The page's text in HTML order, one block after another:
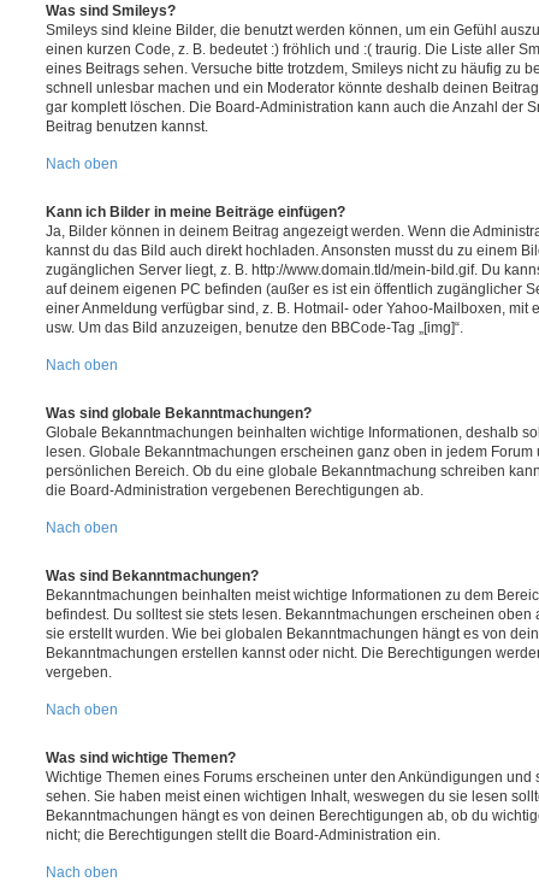
Was sind Smileys?
Smileys sind kleine Bilder, die benutzt werden können, um ein Gefühl
einen kurzen Code, z. B. bedeutet :) fröhlich und :( traurig. Die Liste aller
eines Beitrags sehen. Versuche bitte trotzdem, Smileys nicht zu häufig zu
schnell unlesbar machen und ein Moderator könnte deshalb deinen
gar komplett löschen. Die Board-Administration kann auch die Anzahl der
Beitrag benutzen kannst.
Nach oben
Kann ich Bilder in meine Beiträge einfügen?
Ja, Bilder können in deinem Beitrag angezeigt werden. Wenn die
kannst du das Bild auch direkt hochladen. Ansonsten musst du zu einem
zugänglichen Server liegt, z. B. http://www.domain.tld/mein-bild.gif. Du
auf deinem eigenen PC befinden (außer es ist ein öffentlich zugänglicher
einer Anmeldung verfügbar sind, z. B. Hotmail- oder Yahoo-Mailboxen, mit
usw. Um das Bild anzuzeigen, benutze den BBCode-Tag „[img]“.
Nach oben
Was sind globale Bekanntmachungen?
Globale Bekanntmachungen beinhalten wichtige Informationen, deshalb
lesen. Globale Bekanntmachungen erscheinen ganz oben in jedem
persönlichen Bereich. Ob du eine globale Bekanntmachung schreiben
die Board-Administration vergebenen Berechtigungen ab.
Nach oben
Was sind Bekanntmachungen?
Bekanntmachungen beinhalten meist wichtige Informationen zu dem
befindest. Du solltest sie stets lesen. Bekanntmachungen erscheinen oben
sie erstellt wurden. Wie bei globalen Bekanntmachungen hängt es von
Bekanntmachungen erstellen kannst oder nicht. Die Berechtigungen
vergeben.
Nach oben
Was sind wichtige Themen?
Wichtige Themen eines Forums erscheinen unter den Ankündigungen und
sehen. Sie haben meist einen wichtigen Inhalt, weswegen du sie lesen
Bekanntmachungen hängt es von deinen Berechtigungen ab, ob du
nicht; die Berechtigungen stellt die Board-Administration ein.
Nach oben